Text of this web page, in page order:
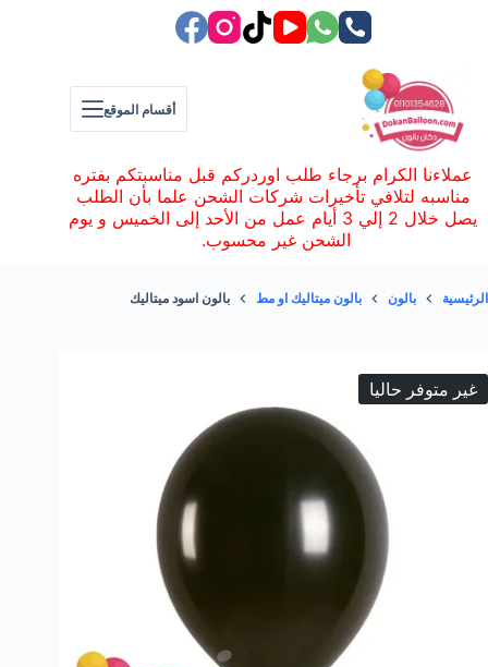
أقسام الموقع
عملاءنا الكرام برجاء طلب اوردركم قبل مناسبتكم بفتره
مناسبه لتلافي تأخيرات شركات الشحن علما بأن الطلب
يصل خلال 2 إلي 3 أيام عمل من الأحد إلى الخميس و يوم
الشحن غير محسوب.
الرئيسية بالون بالون ميتاليك او مط بالون اسود ميتاليك
غير متوفر حاليا